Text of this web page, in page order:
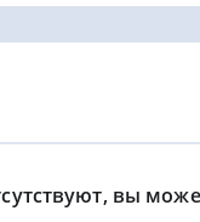
вы